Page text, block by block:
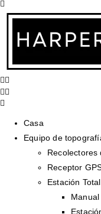
Casa
Equipo de
Recolectores
Receptor
Estación Total